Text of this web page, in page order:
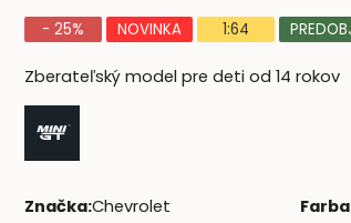
- 25% NOVINKA 1:64
Zberateľský model pre deti od 14 rokov
Značka:Chevrolet Farba